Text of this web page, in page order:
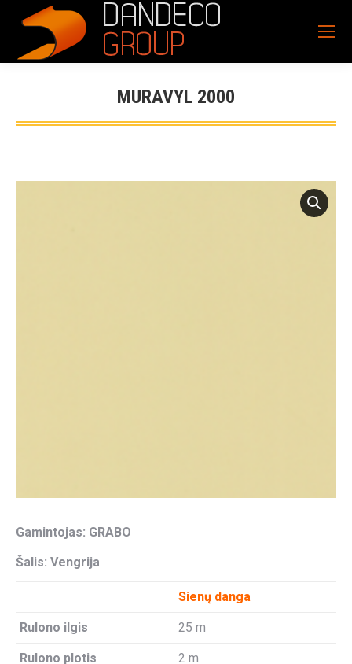
MURAVYL 2000
Gamintojas: GRABO
Šalis: Vengrija
Sienų danga
Rulono ilgis 25 m
Rulono plotis 2 m